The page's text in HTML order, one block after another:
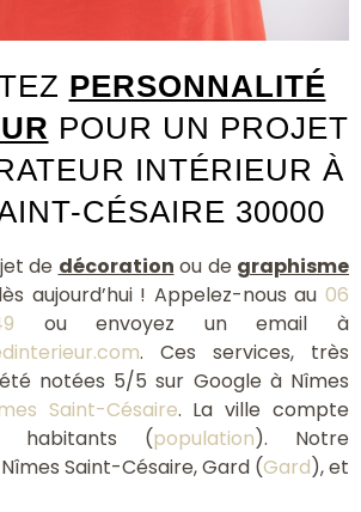
PERSONNALITÉ
POUR UN PROJET
INTÉRIEUR À
CÉSAIRE 30000
de décoration ou de graphisme
aujourd’hui ! Appelez-nous au 06
ou envoyez un email à
. Ces services, très
notées 5/5 sur Google à Nîmes
Saint-Césaire. La ville compte
habitants (population). Notre
Saint-Césaire, Gard (Gard), et